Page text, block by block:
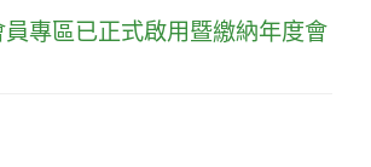
員專區已正式啟用暨繳納年度會